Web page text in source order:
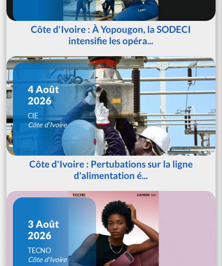
Côte d'Ivoire : À Yopougon, la SODECI
intensifie les opéra...
4 Août
2026
CIE
Côte d'Ivoire
Côte d'Ivoire : Pertubations sur la ligne
d'alimentation é...
3 Août
2026
TECNO
Côte d'Ivoire